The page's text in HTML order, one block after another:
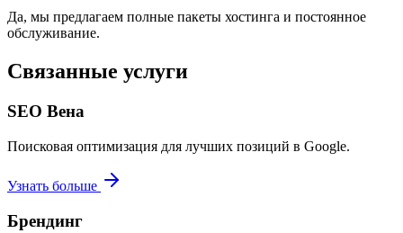
Да, мы предлагаем полные пакеты хостинга и постоянное
обслуживание.
Связанные услуги
SEO Вена
Поисковая оптимизация для лучших позиций в Google.
Узнать больше
Брендинг